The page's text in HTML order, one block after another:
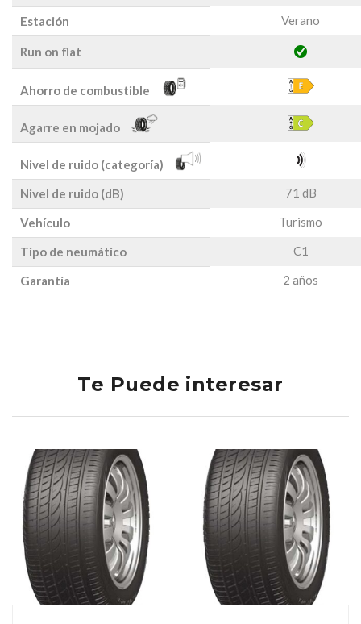
Estación Verano
Run on flat
Ahorro de combustible
Agarre en mojado
Nivel de ruido (categoría)
Nivel de ruido (dB)
71 dB
Vehículo Turismo
Tipo de neumático C1
Garantía 2 años
Te Puede interesar